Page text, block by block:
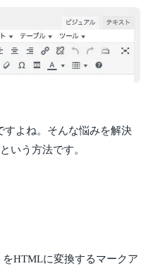
すよね。そんな悩みを解決
いう方法です。
HTMLに変換するマークア